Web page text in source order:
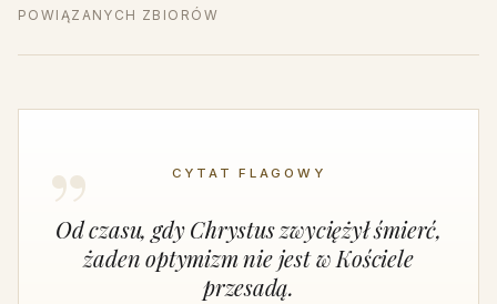
POWIĄZANYCH ZBIORÓW
CYTAT FLAGOWY
Od czasu, gdy Chrystus zwyciężył śmierć,
żaden optymizm nie jest w Kościele
przesadą.